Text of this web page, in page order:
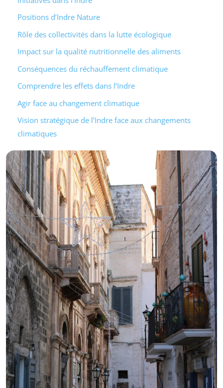
Positions d’Indre Nature
Rôle des collectivités dans la lutte écologique
Impact sur la qualité nutritionnelle des aliments
Conséquences du réchauffement climatique
Comprendre les effets dans l’Indre
Agir face au changement climatique
Vision stratégique de l’Indre face aux changements
climatiques